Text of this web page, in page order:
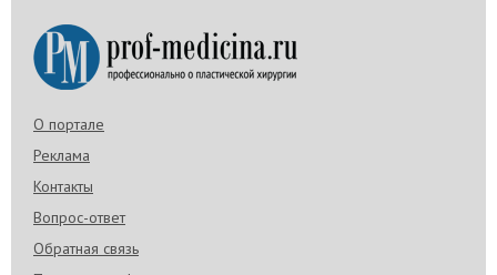
О портале
Реклама
Контакты
Вопрос-ответ
Обратная связь